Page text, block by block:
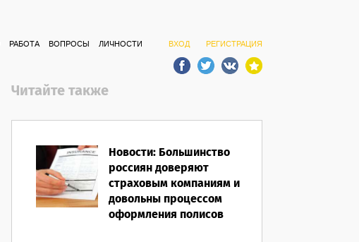
ВХОД РЕГИСТРАЦИЯ
РАБОТА ВОПРОСЫ ЛИЧНОСТИ
Читайте также
Новости: Большинство
россиян доверяют
страховым компаниям и
довольны процессом
оформления полисов